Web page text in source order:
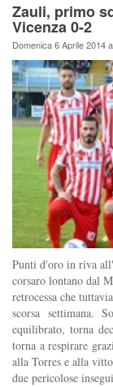
Zauli, primo
Vicenza 0-2
Domenica 6 Aprile 2014
Punti d'oro in riva
corsaro lontano dal
retrocessa che
scorsa settimana.
equilibrato, torna
torna a respirare
alla Torres e alla
due pericolose